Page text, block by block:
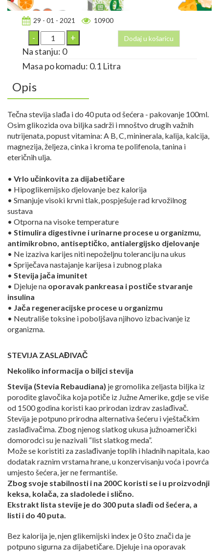
29 - 01 - 2021 10900
Dodaj u košaricu
Na stanju: 0
Masa po komadu: 0.1 Litra
Opis
Tečna stevija slađa i do 40 puta od šećera - pakovanje 100ml.
Osim glikozida ova biljka sadrži i mnoštvo drugih važnih
nutrijenata, popust vitamina: A B, C, mininerala, kalija, kalcija,
magnezija, željeza, cinka i kroma te polifenola, tanina i
eteričnih ulja.
• Vrlo učinkovita za dijabetičare
• Hipoglikemijsko djelovanje bez kalorija
• Smanjuje visoki krvni tlak, pospješuje rad krvožilnog
sustava
• Otporna na visoke temperature
• Stimulira digestivne i urinarne procese u organizmu,
antimikrobno, antiseptičko, antialergijsko djelovanje
• Ne izaziva karijes niti nepoželjnu toleranciju na ukus
• Spriječava nastajanje karijesa i zubnog plaka
• Stevija jača imunitet
• Djeluje na oporavak pankreasa i postiče stvaranje
insulina
• Jača regeneracijske procese u organizmu
• Neutrališe toksine i poboljšava njihovo izbacivanje iz
organizma.
STEVIJA ZASLAĐIVAČ
Nekoliko informacija o biljci stevija
Stevija (Stevia Rebaudiana) je gromolika zeljasta biljka iz
porodite glavočika koja potiče iz Južne Amerike, gdje se više
od 1500 godina koristi kao prirodan izdrav zaslađivač.
Stevija je potpuno prirodna alternativa šećeru i vještačkim
zaslađivačima. Zbog njenog slatkog ukusa južnoamerički
domorodci su je nazivali “list slatkog meda”.
Može se koristiti za zaslađivanje toplih i hladnih napitala, kao
dodatak raznim vrstama hrane, u konzervisanju voća i povrća
umjesto šećera, jer ne fermantiše.
Zbog svoje stabilnosti i na 200C koristi se i u proizvodnji
keksa, kolača, za sladolede i slično.
Ekstrakt lista stevije je do 300 puta slađi od šećera, a
listi i do 40 puta.
Bez kalorija je, njen glikemijski index je 0 što znači da je
potpuno sigurna za dijabetičare. Djeluje i na oporavak